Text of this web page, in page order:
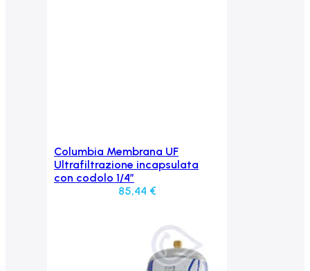
Aggiungi al carrello
Columbia Membrana UF
Ultrafiltrazione incapsulata
con codolo 1/4”
85,44 €